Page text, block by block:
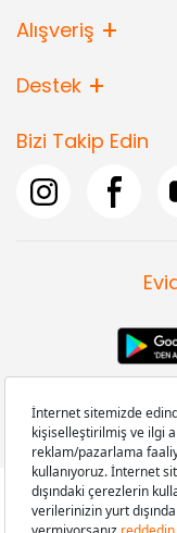
Alışveriş
Destek
Bizi Takip Edin